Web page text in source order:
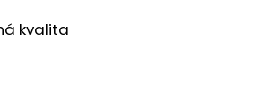
kvalita